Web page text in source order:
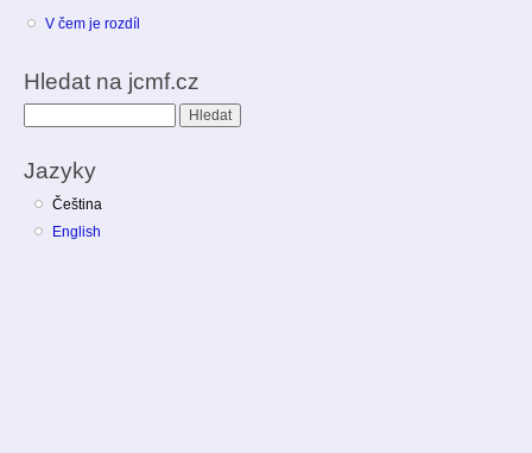
V čem je rozdíl
Hledat na jcmf.cz
Jazyky
Čeština
English